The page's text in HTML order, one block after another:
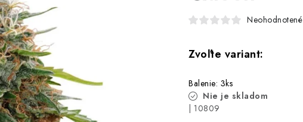
Neohodnotené
Balenie: 3ks
Nie je skladom
| 10809